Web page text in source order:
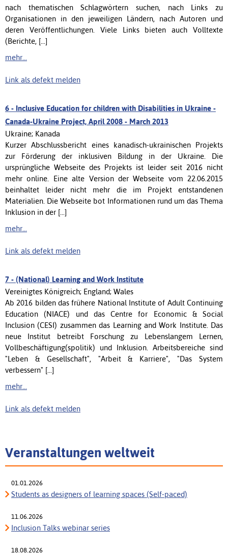
nach thematischen Schlagwörtern suchen, nach Links zu
Organisationen in den jeweiligen Ländern, nach Autoren und
deren Veröffentlichungen. Viele Links bieten auch Volltexte
(Berichte, [...]
mehr...
Link als defekt melden
6 - Inclusive Education for children with Disabilities in Ukraine -
Canada-Ukraine Project, April 2008 - March 2013
Ukraine; Kanada
Kurzer Abschlussbericht eines kanadisch-ukrainischen Projekts
zur Förderung der inklusiven Bildung in der Ukraine. Die
ursprüngliche Webseite des Projekts ist leider seit 2016 nicht
mehr online. Eine alte Version der Webseite vom 22.06.2015
beinhaltet leider nicht mehr die im Projekt entstandenen
Materialien. Die Webseite bot Informationen rund um das Thema
Inklusion in der [...]
mehr...
Link als defekt melden
7 - (National) Learning and Work Institute
Vereinigtes Königreich; England; Wales
Ab 2016 bilden das frühere National Institute of Adult Continuing
Education (NIACE) und das Centre for Economic & Social
Inclusion (CESI) zusammen das Learning and Work Institute. Das
neue Institut betreibt Forschung zu Lebenslangem Lernen,
Vollbeschäftigung(spolitik) und Inklusion. Arbeitsbereiche sind
"Leben & Gesellschaft", "Arbeit & Karriere", "Das System
verbessern" [...]
mehr...
Link als defekt melden
Veranstaltungen weltweit
01.01.2026
Students as designers of learning spaces (Self-paced)
11.06.2026
Inclusion Talks webinar series
18.08.2026